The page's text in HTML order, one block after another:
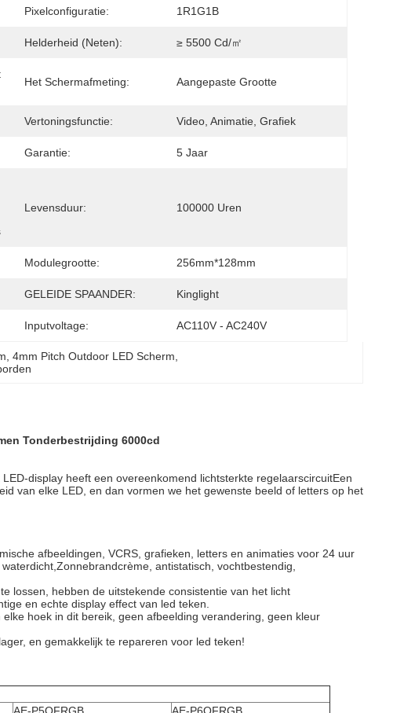
Pixelconfiguratie: 1R1G1B
Helderheid (neten): ≥ 5500 Cd/㎡
Het Schermafmeting: Aangepaste Grootte
Vertoningsfunctie: Video, Animatie, Grafiek
Garantie: 5 Jaar
Levensduur: 100000 Uren
Modulegrootte: 256mm*128mm
GELEIDE SPAANDER: Kinglight
Inputvoltage: AC110V - AC240V
, 4mm Pitch Outdoor LED Scherm
Tonderbestrijding 6000cd
display heeft een overeenkomend lichtsterkte regelaarscircuitEen
van elke LED, en dan vormen we het gewenste beeld of letters op het
afbeeldingen, VCRS, grafieken, letters en animaties voor 24 uur
antistatisch, vochtbestendig,
lossen, hebben de uitstekende consistentie van het licht
en echte display effect van led teken.
hoek in dit bereik, geen afbeelding verandering, geen kleur
en gemakkelijk te repareren voor led teken!